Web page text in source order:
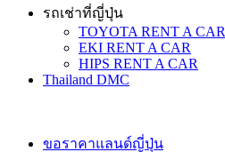
รถเช่าที่ญี่ปุ่น
TOYOTA RENT A CAR
EKI RENT A CAR
HIPS RENT A CAR
Thailand DMC
ขอราคาแลนด์ญี่ปุ่น